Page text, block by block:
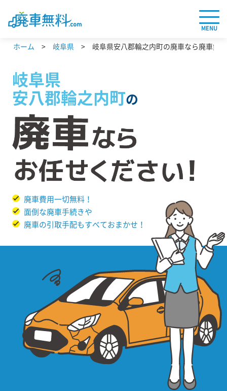
MENU
ホーム 岐阜県 岐阜県安八郡輪之内町の廃車なら廃車無
岐阜県
安八郡輪之内町の
廃車費用一切無料！
面倒な廃車手続きや
廃車の引取手配もすべておまかせ！